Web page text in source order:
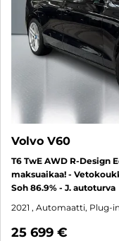
Volvo V60
T6 TwE AWD R-Design
maksuaikaa! -
Soh 86.9% - J. autoturva
2021 , Automaatti, Plug-
25 699 €